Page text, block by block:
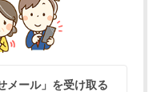
メール」を受け取る